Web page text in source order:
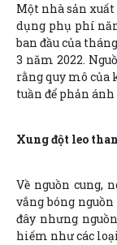
Một nhà sản
dụng phụ phí
ban đầu của
3 năm 2022.
rằng quy mô của
tuần để phản
Xung đột leo
Về nguồn cung,
vắng bóng
đây nhưng
hiếm như các